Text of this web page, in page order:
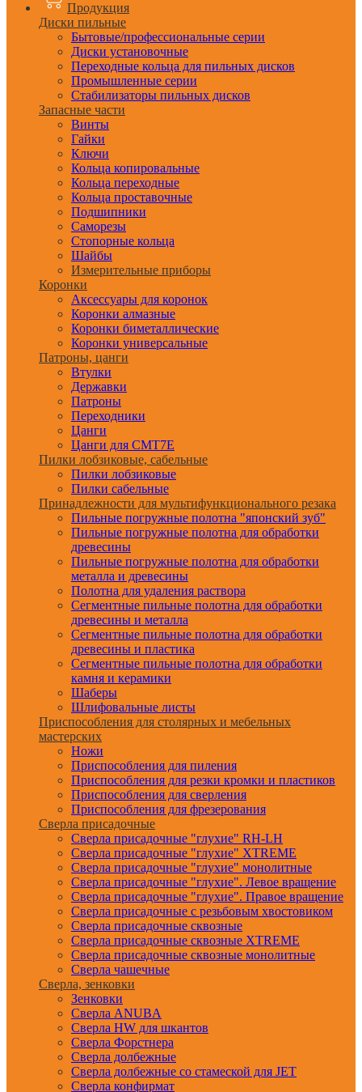
Продукция
Диски пильные
Бытовые/профессиональные серии
Диски установочные
Переходные кольца для пильных дисков
Промышленные серии
Стабилизаторы пильных дисков
Запасные части
Винты
Гайки
Ключи
Кольца копировальные
Кольца переходные
Кольца проставочные
Подшипники
Саморезы
Стопорные кольца
Шайбы
Измерительные приборы
Коронки
Аксессуары для коронок
Коронки алмазные
Коронки биметаллические
Коронки универсальные
Патроны, цанги
Втулки
Державки
Патроны
Переходники
Цанги
Цанги для CMT7E
Пилки лобзиковые, сабельные
Пилки лобзиковые
Пилки сабельные
Принадлежности для мультифункционального резака
Пильные погружные полотна "японский зуб"
Пильные погружные полотна для обработки
древесины
Пильные погружные полотна для обработки
металла и древесины
Полотна для удаления раствора
Сегментные пильные полотна для обработки
древесины и металла
Сегментные пильные полотна для обработки
древесины и пластика
Сегментные пильные полотна для обработки
камня и керамики
Шаберы
Шлифовальные листы
Приспособления для столярных и мебельных
мастерских
Ножи
Приспособления для пиления
Приспособления для резки кромки и пластиков
Приспособления для сверления
Приспособления для фрезерования
Сверла присадочные
Сверла присадочные "глухие" RH-LH
Сверла присадочные "глухие" XTREME
Сверла присадочные "глухие" монолитные
Сверла присадочные "глухие". Левое вращение
Сверла присадочные "глухие". Правое вращение
Сверла присадочные с резьбовым хвостовиком
Сверла присадочные сквозные
Сверла присадочные сквозные XTREME
Сверла присадочные сквозные монолитные
Сверла чашечные
Сверла, зенковки
Зенковки
Сверла ANUBA
Сверла HW для шкантов
Сверла Форстнера
Сверла долбежные
Сверла долбежные со стамеской для JET
Сверла конфирмат